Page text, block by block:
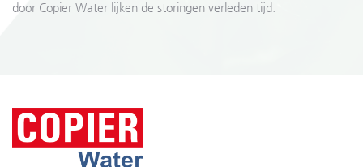
door Copier Water lijken de storingen verleden tijd.